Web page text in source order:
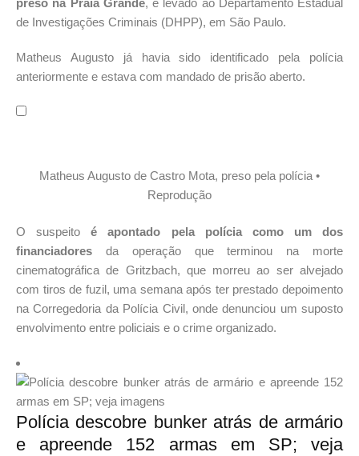
de Investigações Criminais (DHPP), em São Paulo.
Matheus Augusto já havia sido identificado pela polícia
anteriormente e estava com mandado de prisão aberto.
Matheus Augusto de Castro Mota, preso pela polícia •
Reprodução
O suspeitoé apontado pela polícia como um dos
financiadores da operação que terminou na morte
cinematográfica de Gritzbach, que morreu ao ser alvejado
com tiros de fuzil, uma semana após ter prestado depoimento
na Corregedoria da Polícia Civil, onde denunciou um suposto
envolvimento entre policiais e o crime organizado.
Polícia descobre bunker atrás de armário
e apreende 152 armas em SP; veja